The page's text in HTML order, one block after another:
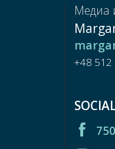
Медиа
+48 512